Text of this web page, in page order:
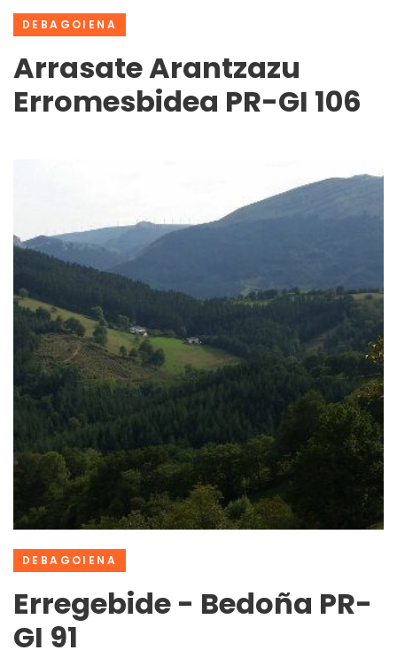
DEBAGOIENA
Arrasate Arantzazu
Erromesbidea PR-GI 106
DEBAGOIENA
Erregebide - Bedoña PR-
GI 91